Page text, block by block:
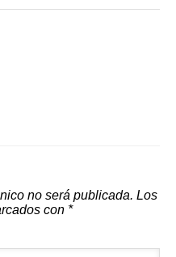
no será publicada. Los
con *